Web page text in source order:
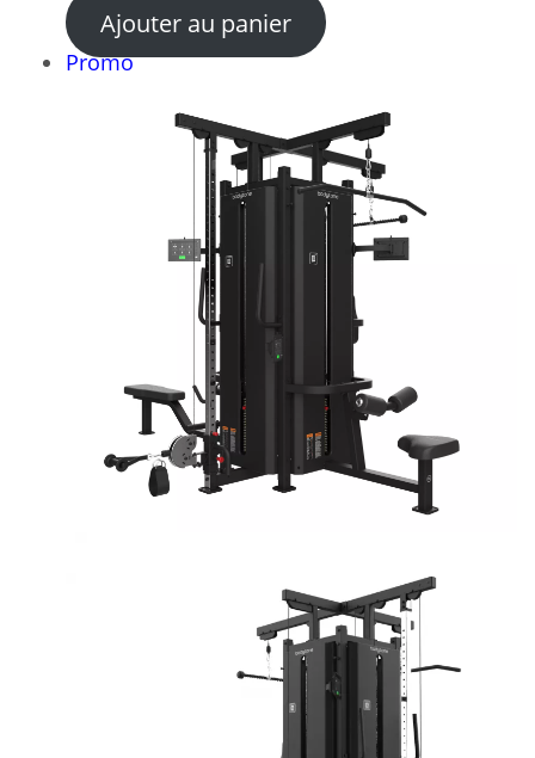
Ajouter au panier
PromoProduit
promotion